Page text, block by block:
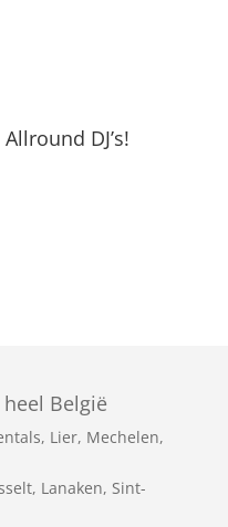
DJ’s!
België
, Lier, Mechelen,
, Lanaken, Sint-